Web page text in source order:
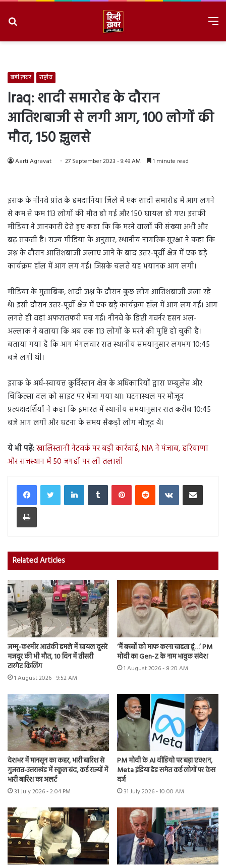
बड़ी ख़बर राष्ट्रीय
Iraq: शादी समारोह के दौरान
आतिशबाजी से लगी आग, 100 लोगों की
मौत, 150 झुलसे
Aarti Agravat 27 September 2023 - 9:49 AM 1 minute read
इराक के नीनवे प्रांत के हमदानिया जिले में एक शादी समारोह में आग लगने
से कम से कम 113 लोगों की मौत हो गई और 150 घायल हो गए। इराकी
मीडिया ने जानकारी देते हुए कहा कि कि मरने वालों की संख्या अभी और
बढ़ सकती है। राज्य मीडिया के अनुसार, स्थानीय नागरिक सुरक्षा ने कहा कि
जश्न के दौरान आतिशबाजी जलाए जाने के बाद उत्तर-पूर्वी क्षेत्र में एक बड़े
कार्यक्रम हॉल में आग लग गई। जिसके चलते यह भयानक आग लगी।
मीडिया के मुताबिक, शादी जश्न के दौरान कुछ लोग आतिशबाजी जला रहे
थे। इसी दौरान उत्तर-पूर्वी क्षेत्र में एक बड़े कार्यक्रम हॉल में आग लग गई। आग
लगते ही वहां अफरातफरी मच गई। नीनवे के डिप्टी गवर्नर हसन अल-
अल्लाक ने बताया कि अब तक 113 लोगों के मरने की पुष्टि हो चुकी है।
बताया गया है कि आग मंगलवार रात स्थानीय समयानुसार लगभग 10:45
बजे लगी थी।
इराक के अर्ध-स्वायत्त कुर्दिस्तान क्षेत्र के अधिकारियों द्वारा एम्बुलेंस और
चिकित्सा दल को साइट पर भेजा गया था। घटनास्थल पर मौजूद
प्रत्यक्षदर्शियों ने कहा कि इमारत में स्थानीय समयानुसार रात करीब 10:45
बजे आग लगी और घटना के समय सैकड़ों लोग मौजूद थे।
ये भी पढ़ें:खालिस्तानी नेटवर्क पर बड़ी कार्रवाई, NIA ने पंजाब, हरियाणा
और राजस्थान में 50 जगहों पर ली तलाशी
LinkedInTumblr PinterestReddit VKontakteShare via Email
Print
Related Articles
जम्मू-कश्मीर आतंकी हमले में घायल दूसरे
मजदूर की भी मौत, 10 दिन में तीसरी
टारगेट किलिंग
1 August 2026 - 9:52 AM
‘मैं बच्चों को माफ करना चाहता हूं…’ PM
मोदी का Gen-Z के नाम भावुक संदेश
1 August 2026 - 8:20 AM
देशभर में मानसून का कहर, भारी बारिश से
गुजरात-उत्तराखंड में स्कूल बंद, कई राज्यों में
भारी बारिश का अलर्ट
31 July 2026 - 2:04 PM
PM मोदी के AI वीडियो पर बड़ा एक्शन,
Meta इंडिया हेड समेत कई लोगों पर केस
दर्ज
31 July 2026 - 10:00 AM